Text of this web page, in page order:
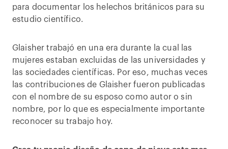
para documentar los helechos británicos para su
estudio científico.
Glaisher trabajó en una era durante la cual las
mujeres estaban excluidas de las universidades y
las sociedades científicas. Por eso, muchas veces
las contribuciones de Glaisher fueron publicadas
con el nombre de su esposo como autor o sin
nombre, por lo que es especialmente importante
reconocer su trabajo hoy.